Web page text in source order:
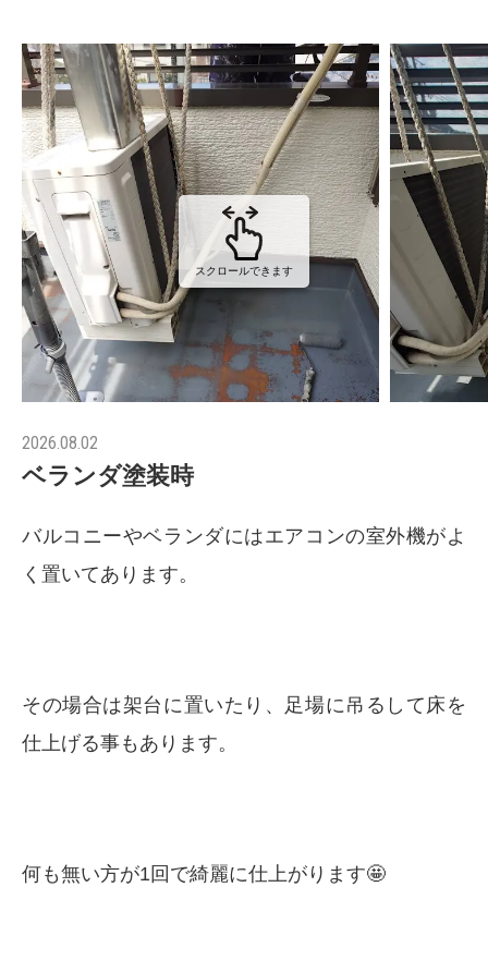
スクロールできます
2026.08.02
ベランダ塗装時
バルコニーやベランダにはエアコンの室外機がよ
く置いてあります。
その場合は架台に置いたり、足場に吊るして床を
仕上げる事もあります。
何も無い方が1回で綺麗に仕上がります🤩